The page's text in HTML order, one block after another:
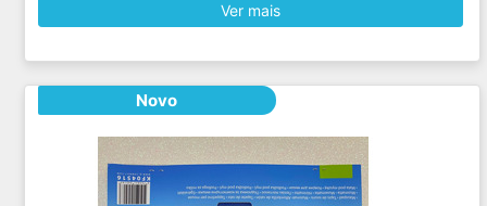
Ver mais
Novo